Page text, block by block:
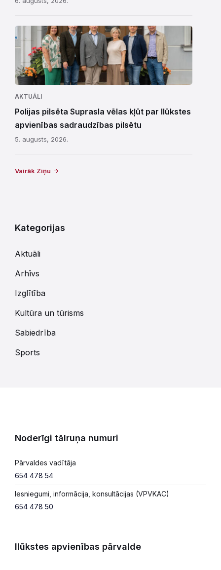
AKTUĀLI
Polijas pilsēta Suprasla vēlas kļūt par Ilūkstes
apvienības sadraudzības pilsētu
5. augusts, 2026.
Vairāk Ziņu
Kategorijas
Aktuāli
Arhīvs
Izglītība
Kultūra un tūrisms
Sabiedrība
Sports
Noderīgi tālruņa numuri
Pārvaldes vadītāja
654 478 54
Iesniegumi, informācija, konsultācijas (VPVKAC)
654 478 50
Ilūkstes apvienības pārvalde